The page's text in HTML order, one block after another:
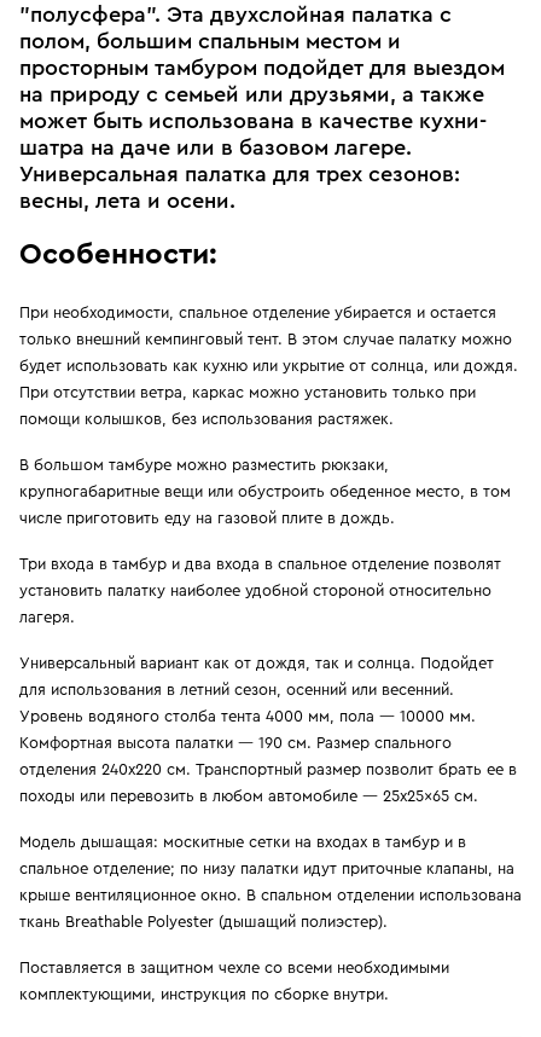
"полусфера". Эта двухслойная палатка с
полом, большим спальным местом и
просторным тамбуром подойдет для выездом
на природу с семьей или друзьями, а также
может быть использована в качестве кухни-
шатра на даче или в базовом лагере.
Универсальная палатка для трех сезонов:
весны, лета и осени.
Особенности:
При необходимости, спальное отделение убирается и остается
только внешний кемпинговый тент. В этом случае палатку можно
будет использовать как кухню или укрытие от солнца, или дождя.
При отсутствии ветра, каркас можно установить только при
помощи колышков, без использования растяжек.
В большом тамбуре можно разместить рюкзаки,
крупногабаритные вещи или обустроить обеденное место, в том
числе приготовить еду на газовой плите в дождь.
Три входа в тамбур и два входа в спальное отделение позволят
установить палатку наиболее удобной стороной относительно
лагеря.
Универсальный вариант как от дождя, так и солнца. Подойдет
для использования в летний сезон, осенний или весенний.
Уровень водяного столба тента 4000 мм, пола — 10000 мм.
Комфортная высота палатки — 190 см. Размер спального
отделения 240x220 см. Транспортный размер позволит брать ее в
походы или перевозить в любом автомобиле — 25x25x65 см.
Модель дышащая: москитные сетки на входах в тамбур и в
спальное отделение; по низу палатки идут приточные клапаны, на
крыше вентиляционное окно. В спальном отделении использована
ткань Breathable Polyester (дышащий полиэстер).
Поставляется в защитном чехле со всеми необходимыми
комплектующими, инструкция по сборке внутри.